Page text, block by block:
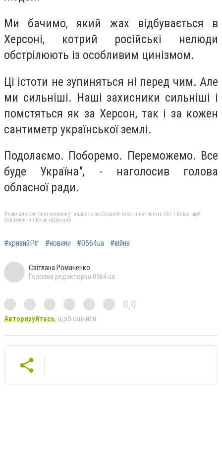
Ми бачимо, який жах відбувається в
Херсоні, котрий російські нелюди
обстрілюють із особливим цинізмом.
Ці істоти не зупиняться ні перед чим. Але
ми сильніші. Наші захисники сильніші і
помстяться як за Херсон, так і за кожен
сантиметр української землі.
Подолаємо. Поборемо. Переможемо. Все
буде Україна", - наголосив голова
обласної ради.
Якщо ви помітили помилку, виділіть необхідний текст і натисніть Ctrl + Enter, щоб
повідомити про це редакцію
#кривийРіг #новини #0564ua #війна
Світлана Романенко
Головна редакторка 0564.ua
0,0
Авторизуйтесь, щоб оцінити